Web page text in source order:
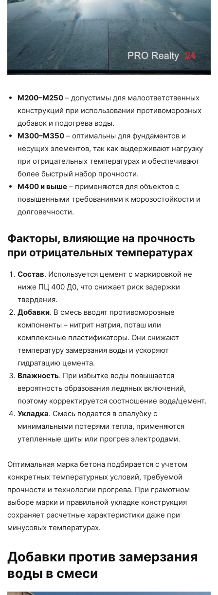
М200–М250 – допустимы для малоответственных
конструкций при использовании противоморозных
добавок и подогрева воды.
М300–М350 – оптимальны для фундаментов и
несущих элементов, так как выдерживают нагрузку
при отрицательных температурах и обеспечивают
более быстрый набор прочности.
М400 и выше – применяются для объектов с
повышенными требованиями к морозостойкости и
долговечности.
Факторы, влияющие на прочность
при отрицательных температурах
Состав. Используется цемент с маркировкой не
ниже ПЦ 400 Д0, что снижает риск задержки
твердения.
Добавки. В смесь вводят противоморозные
компоненты – нитрит натрия, поташ или
комплексные пластификаторы. Они снижают
температуру замерзания воды и ускоряют
гидратацию цемента.
Влажность. При избытке воды повышается
вероятность образования ледяных включений,
поэтому корректируется соотношение вода/цемент.
Укладка. Смесь подается в опалубку с
минимальными потерями тепла, применяются
утепленные щиты или прогрев электродами.
Оптимальная марка бетона подбирается с учетом
конкретных температурных условий, требуемой
прочности и технологии прогрева. При грамотном
выборе марки и правильной укладке конструкция
сохраняет расчетные характеристики даже при
минусовых температурах.
Добавки против замерзания
воды в смеси